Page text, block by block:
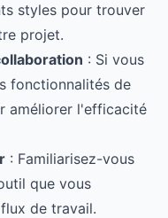
styles pour trouver
projet.
: Si vous
fonctionnalités de
améliorer l'efficacité
: Familiarisez-vous
que vous
de travail.